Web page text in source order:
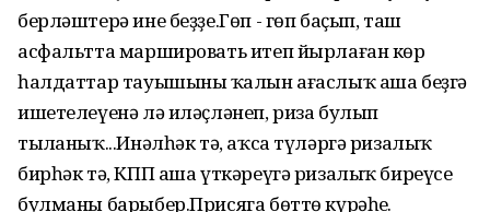
берләштерә ине беҙҙе.Гөп - гөп баҫып, таш
асфальтта маршировать итеп йырлаған көр
һалдаттар тауышының ҡалын ағаслыҡ аша беҙгә
ишетелеүенә лә иләҫләнеп, риза булып
тыңланыҡ...Инәлһәк тә, аҡса түләргә ризалыҡ
бирһәк тә, КПП аша үткәреүгә ризалыҡ биреүсе
булманы барыбер.Присяга бөттө күрәһең.